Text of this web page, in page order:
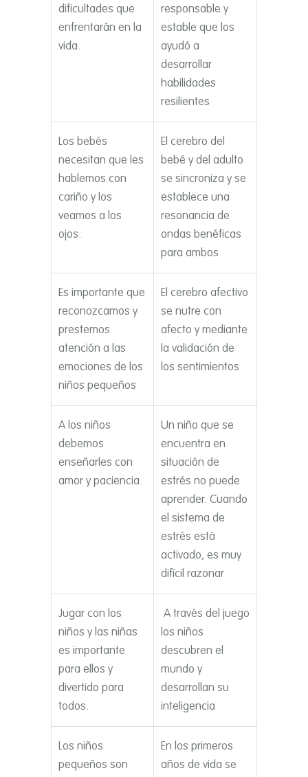
dificultades que
enfrentarán en la
vida.
responsable y
estable que los
ayudó a
desarrollar
habilidades
resilientes
Los bebés
necesitan que les
hablemos con
cariño y los
veamos a los
ojos.
El cerebro del
bebé y del adulto
se sincroniza y se
establece una
resonancia de
ondas benéficas
para ambos
Es importante que
reconozcamos y
prestemos
atención a las
emociones de los
niños pequeños
El cerebro afectivo
se nutre con
afecto y mediante
la validación de
los sentimientos
A los niños
debemos
enseñarles con
amor y paciencia.
Un niño que se
encuentra en
situación de
estrés no puede
aprender. Cuando
el sistema de
estrés está
activado, es muy
difí­cil razonar
Jugar con los
niños y las niñas
es importante
para ellos y
divertido para
todos.
A través del juego
los niños
descubren el
mundo y
desarrollan su
inteligencia
Los niños
pequeños son
En los primeros
años de vida se